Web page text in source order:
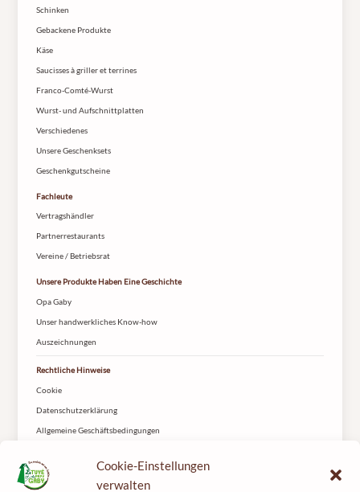
Cookie-Einstellungen
verwalten
Schinken
Gebackene Produkte
Käse
Saucisses à griller et terrines
Franco-Comté-Wurst
Wurst- und Aufschnittplatten
Verschiedenes
Unsere Geschenksets
Geschenkgutscheine
Fachleute
Vertragshändler
Partnerrestaurants
Vereine / Betriebsrat
Unsere Produkte Haben Eine Geschichte
Opa Gaby
Unser handwerkliches Know-how
Auszeichnungen
Rechtliche Hinweise
Cookie
Datenschutzerklärung
Allgemeine Geschäftsbedingungen
Kontakt